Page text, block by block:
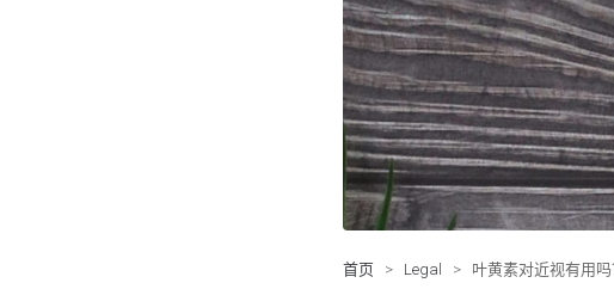
首页 > Legal > 叶黄素对近视有用吗